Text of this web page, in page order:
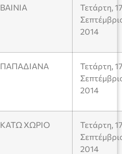
ΒΑΙΝΙΑ
Τετάρτη,
2014
ΠΑΠΑΔΙΑΝΑ
Τετάρτη,
2014
ΚΑΤΩ ΧΩΡΙΟ
Τετάρτη,
2014